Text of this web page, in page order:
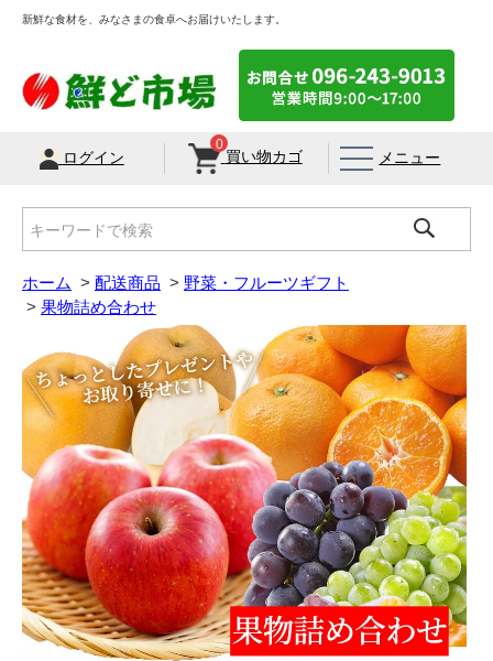
新鮮な食材を、みなさまの食卓へお届けいたします。
ログイン 買い物カゴ
0
メニュー
ホーム > 配送商品 > 野菜・フルーツギフト
> 果物詰め合わせ